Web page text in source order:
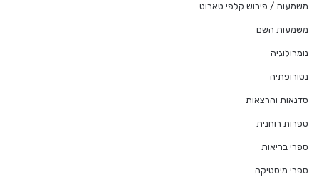
משמעות / פירוש קלפי טארוט
משמעות השם
נומרולוגיה
נטורופתיה
סדנאות והרצאות
ספרות רוחנית
ספרי בריאות
ספרי מיסטיקה